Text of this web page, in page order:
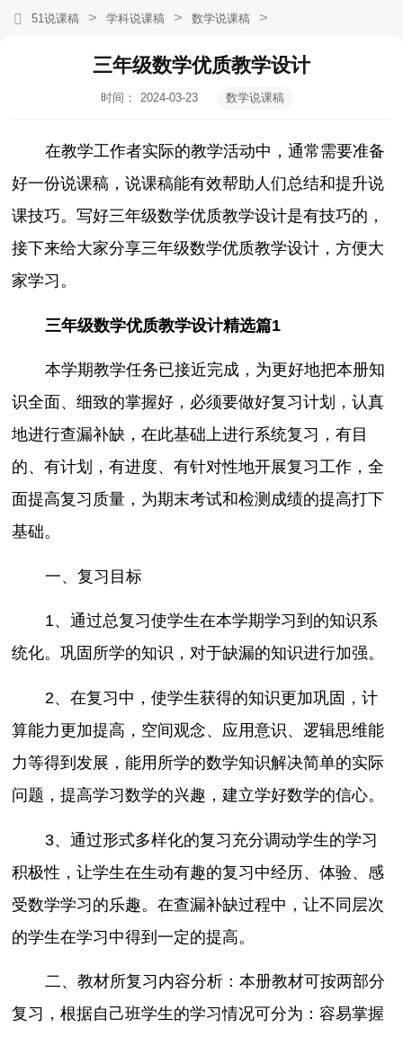
51说课稿 > 学科说课稿 > 数学说课稿 >
三年级数学优质教学设计
时间：
2024-03-23
数学说课稿
在教学工作者实际的教学活动中，通常需要准备
好一份说课稿，说课稿能有效帮助人们总结和提升说
课技巧。写好三年级数学优质教学设计是有技巧的，
接下来给大家分享三年级数学优质教学设计，方便大
家学习。
三年级数学优质教学设计精选篇1
本学期教学任务已接近完成，为更好地把本册知
识全面、细致的掌握好，必须要做好复习计划，认真
地进行查漏补缺，在此基础上进行系统复习，有目
的、有计划，有进度、有针对性地开展复习工作，全
面提高复习质量，为期末考试和检测成绩的提高打下
基础。
一、复习目标
1、通过总复习使学生在本学期学习到的知识系
统化。巩固所学的知识，对于缺漏的知识进行加强。
2、在复习中，使学生获得的知识更加巩固，计
算能力更加提高，空间观念、应用意识、逻辑思维能
力等得到发展，能用所学的数学知识解决简单的实际
问题，提高学习数学的兴趣，建立学好数学的信心。
3、通过形式多样化的复习充分调动学生的学习
积极性，让学生在生动有趣的复习中经历、体验、感
受数学学习的乐趣。在查漏补缺过程中，让不同层次
的学生在学习中得到一定的提高。
二、教材所复习内容分析：本册教材可按两部分
复习，根据自己班学生的学习情况可分为：容易掌握